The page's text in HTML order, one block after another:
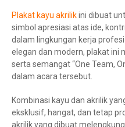
Plakat kayu akrilikini dibuat
simbol apresiasi atas ide,
dalam lingkungan kerja
elegan dan modern, plakat ini
serta semangat “One Team,
dalam acara tersebut.
Kombinasi kayu dan akrilik
eksklusif, hangat, dan tetap
akrilik yang dibuat